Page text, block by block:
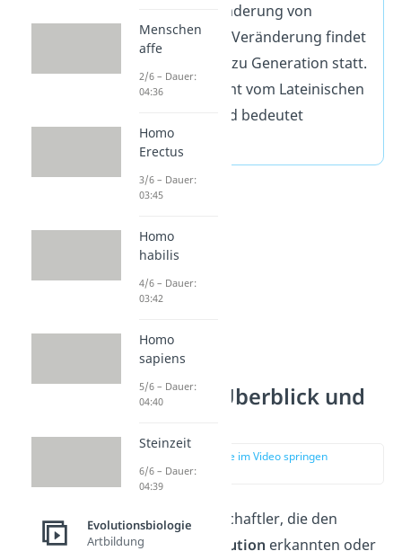
sichtbare, Veränderung von
Lebewesen. Die Veränderung findet
von Generation zu Generation statt.
Das Wort stammt vom Lateinischen
‚ ab und bedeutet
‚entwickeln‘.
Evolution: Überblick und
zur Stelle im Video springen
(00:49)
Wichtige Wissenschaftler, die den
Vorgang der Evolution erkannten oder
Menschen
affe
2/6 – Dauer:
04:36
Homo
Erectus
3/6 – Dauer:
03:45
Homo
habilis
4/6 – Dauer:
03:42
Homo
sapiens
5/6 – Dauer:
04:40
Steinzeit
6/6 – Dauer:
04:39
Evolutionsbiologie
Artbildung